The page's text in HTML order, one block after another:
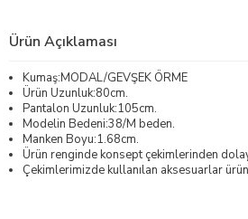
Ürün Açıklaması
Kumaş:MODAL/GEVŞEK ÖRME
Ürün Uzunluk:80cm.
Pantalon Uzunluk:105cm.
Modelin Bedeni:38/M beden.
Manken Boyu:1.68cm.
Ürün renginde konsept çekimlerinden
Çekimlerimizde kullanılan aksesuarlar